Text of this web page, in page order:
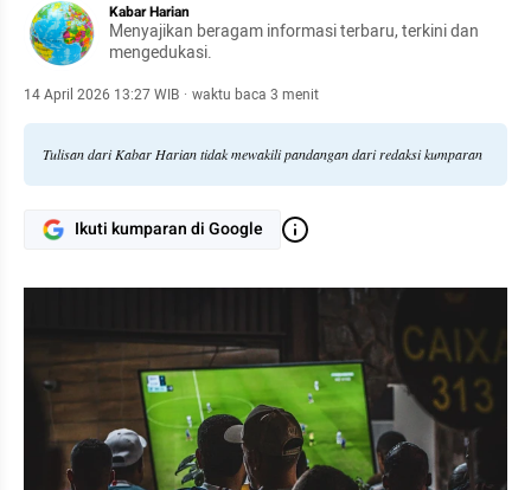
Kabar Harian
Menyajikan beragam informasi terbaru, terkini dan
mengedukasi.
14 April 2026 13:27 WIB · waktu baca 3 menit
Tulisan dari Kabar Harian tidak mewakili pandangan dari redaksi kumparan
Ikuti kumparan di Google